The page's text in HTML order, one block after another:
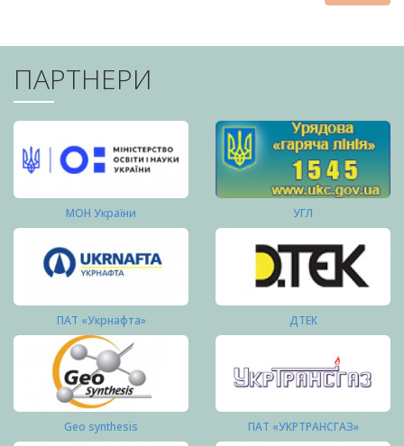
ПАРТНЕРИ
МОН України УГЛ
ПАТ «Укрнафта» ДТЕК
Geo synthesis ПАТ «УКРТРАНСГАЗ»